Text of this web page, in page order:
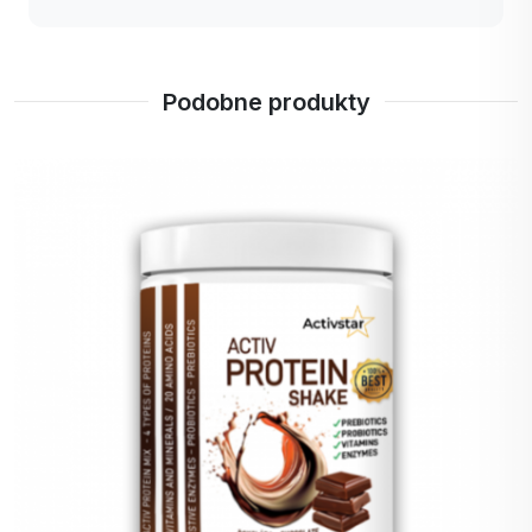
Dla zdrowia: Wzmocnienie odporności, poprawa
zdrowia stawów, skóry i trawienia.
Dla wszystkich: Pyszny smak i wartości odżywcze,
które docenią wszyscy - niezależnie od wieku i
Często zadawane pytania (FAQ)
1. Czy ten produkt jest odpowiedni dla wegan?
Nie, Activ Protein Shake Vanilla zawiera białko
serwatkowe i kolagen, które są pochodzenia
zwierzęcego. Jeśli szukasz wegańskiej alternatywy,
wzmacnia
Włókno akacjowe
Błonnik
akacjowy
EMUGOLD® -
dla zdrowego
trawienia i
sytości.
Stevia rebaudiana
WPC WHEY PROTEIN 80%
koncentrat serwatki/białka
Podobne produkty